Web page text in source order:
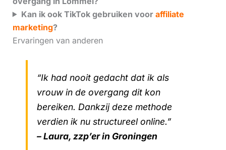
Kan ik ook TikTok gebruiken voor affiliate
marketing?
Ervaringen van anderen
“Ik had nooit gedacht dat ik als
vrouw in de overgang dit kon
bereiken. Dankzij deze methode
verdien ik nu structureel online.”
– Laura, zzp’er in Groningen